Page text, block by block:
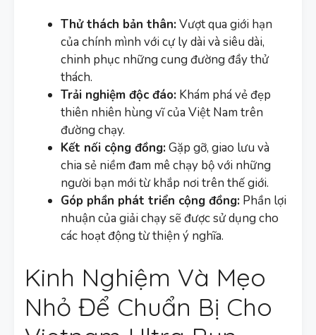
Thử thách bản thân:Vượt qua giới hạn
của chính mình với cự ly dài và siêu dài,
chinh phục những cung đường đầy thử
thách.
Trải nghiệm độc đáo: Khám phá vẻ đẹp
thiên nhiên hùng vĩ của Việt Nam trên
đường chạy.
Kết nối cộng đồng:Gặp gỡ, giao lưu và
chia sẻ niềm đam mê chạy bộ với những
người bạn mới từ khắp nơi trên thế giới.
Góp phần phát triển cộng đồng: Phần lợi
nhuận của giải chạy sẽ được sử dụng cho
các hoạt động từ thiện ý nghĩa.
Kinh Nghiệm Và Mẹo
Nhỏ Để Chuẩn Bị Cho